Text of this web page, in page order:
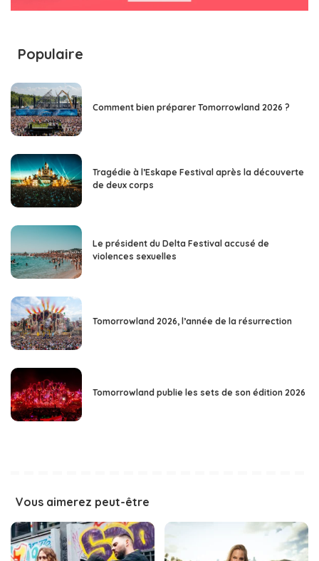
Populaire
Comment bien préparer Tomorrowland 2026 ?
Tragédie à l’Eskape Festival après la découverte
de deux corps
Le président du Delta Festival accusé de
violences sexuelles
Tomorrowland 2026, l’année de la résurrection
Tomorrowland publie les sets de son édition 2026
Vous aimerez peut-être